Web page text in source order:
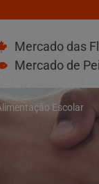
Mercado das
Mercado de
Escolar